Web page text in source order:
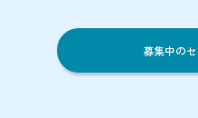
募集中の